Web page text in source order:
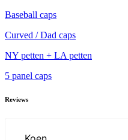
Baseball caps
Curved / Dad caps
NY petten + LA petten
5 panel caps
Reviews